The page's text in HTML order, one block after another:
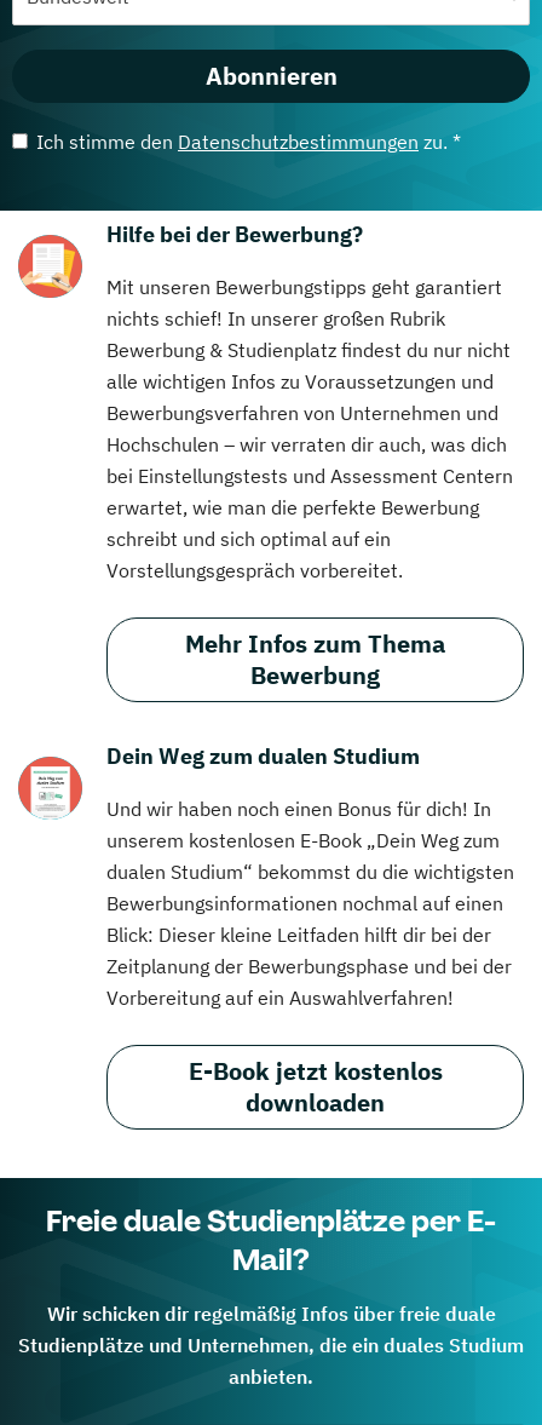
Abonnieren
Ich stimme den Datenschutzbestimmungen zu. *
Hilfe bei der Bewerbung?
Mit unseren Bewerbungstipps geht garantiert
nichts schief! In unserer großen Rubrik
Bewerbung & Studienplatz findest du nur nicht
alle wichtigen Infos zu Voraussetzungen und
Bewerbungsverfahren von Unternehmen und
Hochschulen – wir verraten dir auch, was dich
bei Einstellungstests und Assessment Centern
erwartet, wie man die perfekte Bewerbung
schreibt und sich optimal auf ein
Vorstellungsgespräch vorbereitet.
Mehr Infos zum Thema
Bewerbung
Dein Weg zum dualen Studium
Und wir haben noch einen Bonus für dich! In
unserem kostenlosen E-Book „Dein Weg zum
dualen Studium“ bekommst du die wichtigsten
Bewerbungsinformationen nochmal auf einen
Blick: Dieser kleine Leitfaden hilft dir bei der
Zeitplanung der Bewerbungsphase und bei der
Vorbereitung auf ein Auswahlverfahren!
E-Book jetzt kostenlos
downloaden
Freie duale Studienplätze per E-
Mail?
Wir schicken dir regelmäßig Infos über freie duale
Studienplätze und Unternehmen, die ein duales Studium
anbieten.